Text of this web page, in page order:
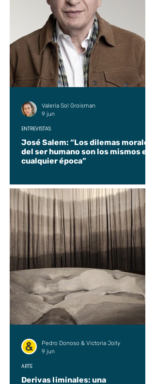
José Salem: “Los dilemas morales
del ser humano son los mismos en
cualquier época”
ENTREVISTAS
Valeria Sol Groisman
9 jun
Derivas liminales: una
ARTE
Pedro Donoso & Victoria Jolly
9 jun